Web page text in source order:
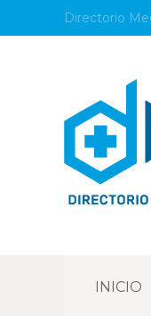
Directorio
INICIO